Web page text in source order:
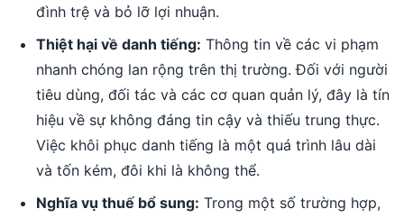
đình trệ và bỏ lỡ lợi nhuận.
Thiệt hại về danh tiếng: Thông tin về các vi phạm
nhanh chóng lan rộng trên thị trường. Đối với người
tiêu dùng, đối tác và các cơ quan quản lý, đây là tín
hiệu về sự không đáng tin cậy và thiếu trung thực.
Việc khôi phục danh tiếng là một quá trình lâu dài
và tốn kém, đôi khi là không thể.
Nghĩa vụ thuế bổ sung: Trong một số trường hợp,